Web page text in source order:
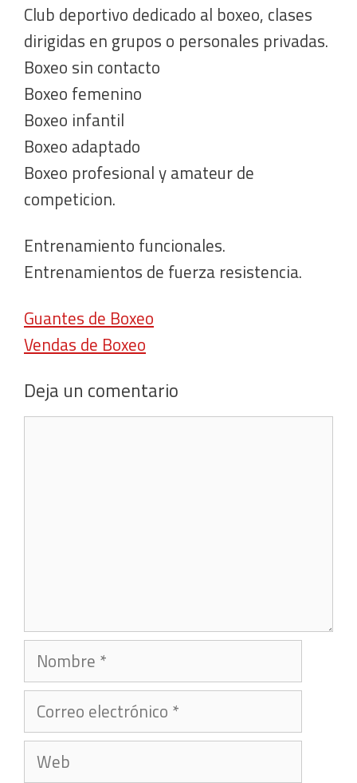
Club deportivo dedicado al boxeo, clases
dirigidas en grupos o personales privadas.
Boxeo sin contacto
Boxeo femenino
Boxeo infantil
Boxeo adaptado
Boxeo profesional y amateur de
competicion.
Entrenamiento funcionales.
Entrenamientos de fuerza resistencia.
Guantes de Boxeo
Vendas de Boxeo
Deja un comentario
Nombre
Correo
electrónico
Web